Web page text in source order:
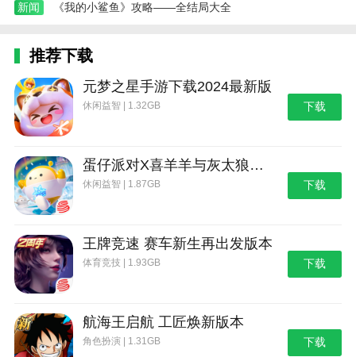
新闻 《我的小鲨鱼》攻略——全结局大全
推荐下载
元梦之星手游下载2024最新版
休闲益智 | 1.32GB 下载
蛋仔派对X喜羊羊与灰太狼联动第二弹版本
休闲益智 | 1.87GB 下载
王牌竞速 赛车新生再出发版本
体育竞技 | 1.93GB 下载
航海王启航 工匠焕新版本
角色扮演 | 1.31GB 下载